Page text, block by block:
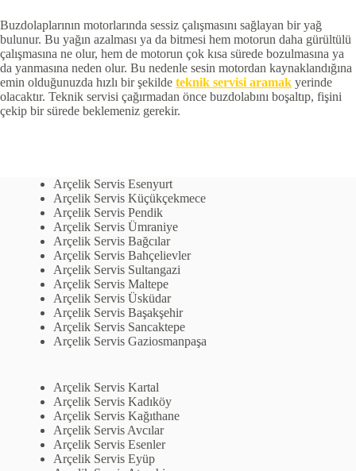
Buzdolaplarının motorlarında sessiz çalışmasını sağlayan bir yağ
bulunur. Bu yağın azalması ya da bitmesi hem motorun daha gürültülü
çalışmasına ne olur, hem de motorun çok kısa sürede bozulmasına ya
da yanmasına neden olur. Bu nedenle sesin motordan kaynaklandığına
emin olduğunuzda hızlı bir şekilde teknik servisi aramak yerinde
olacaktır. Teknik servisi çağırmadan önce buzdolabını boşaltıp, fişini
çekip bir sürede beklemeniz gerekir.
Arçelik Servis Esenyurt
Arçelik Servis Küçükçekmece
Arçelik Servis Pendik
Arçelik Servis Ümraniye
Arçelik Servis Bağcılar
Arçelik Servis Bahçelievler
Arçelik Servis Sultangazi
Arçelik Servis Maltepe
Arçelik Servis Üsküdar
Arçelik Servis Başakşehir
Arçelik Servis Sancaktepe
Arçelik Servis Gaziosmanpaşa
Arçelik Servis Kartal
Arçelik Servis Kadıköy
Arçelik Servis Kağıthane
Arçelik Servis Avcılar
Arçelik Servis Esenler
Arçelik Servis Eyüp